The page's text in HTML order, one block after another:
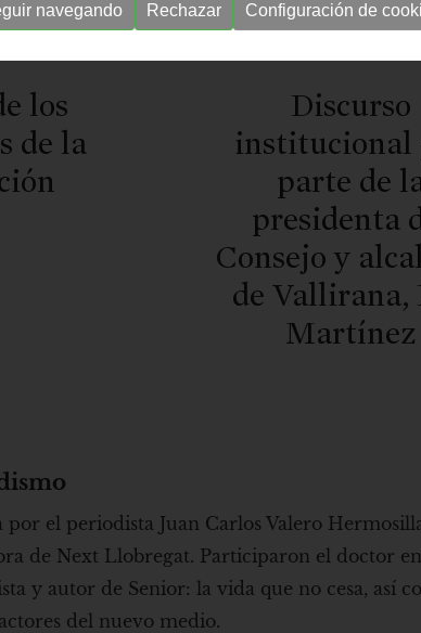
los
de la
Discurso
institucional
parte de
presidenta
Consejo y
de Vallirana,
Martínez
el periodista Juan Carlos Valero
de Next Llobregat. Participaron el doctor en
y autor de Senior: la vida que no cesa, así
del nuevo medio.
navegando Rechazar Configuración de